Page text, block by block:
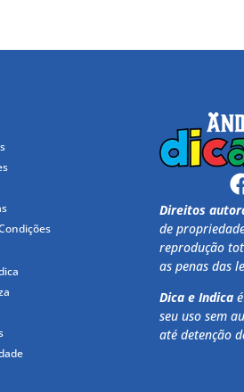
Direitos
de
reprodução
as penas das
Dica e Indica
seu uso sem
até detenção